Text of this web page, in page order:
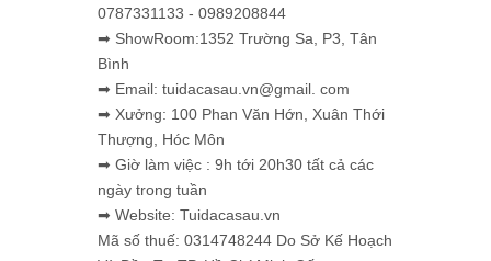
0787331133 - 0989208844
➡ ShowRoom:1352 Trường Sa, P3, Tân
Bình
➡ Email: tuidacasau.vn@gmail. com
➡ Xưởng: 100 Phan Văn Hớn, Xuân Thới
Thượng, Hóc Môn
➡ Giờ làm việc : 9h tới 20h30 tất cả các
ngày trong tuần
➡ Website: Tuidacasau.vn
Mã số thuế: 0314748244 Do Sở Kế Hoạch